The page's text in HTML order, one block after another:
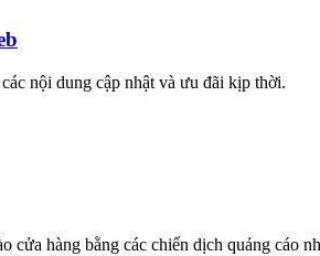
nội dung cập nhật và ưu đãi kịp thời.
cửa hàng bằng các chiến dịch quảng cáo